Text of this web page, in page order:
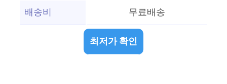
배송비
무료배송
최저가 확인